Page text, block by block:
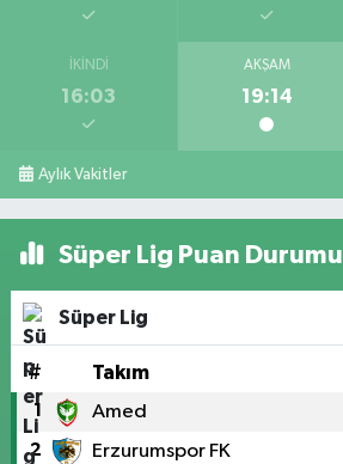
İKINDI
16:03
AKŞAM
19:14
Aylık Vakitler
Süper Lig Puan Durumu
Süper Lig
# Takım
1 Amed
2 Erzurumspor FK